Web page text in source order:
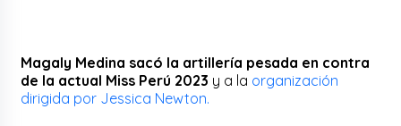
Magaly Medina sacó la artillería pesada en contra
de la actual Miss Perú 2023 y a la organización
dirigida por Jessica Newton.